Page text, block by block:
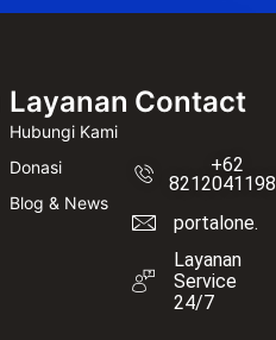
Layanan
Hubungi Kami
Donasi
Blog & News
Contact
+62
Layanan
Service
24/7